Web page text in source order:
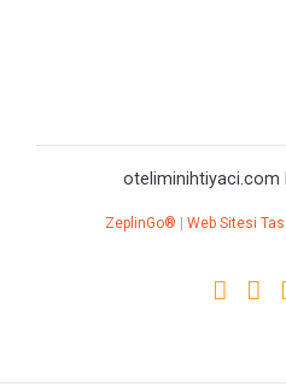
oteliminihtiyaci.com
ZeplinGo® Web Sitesi